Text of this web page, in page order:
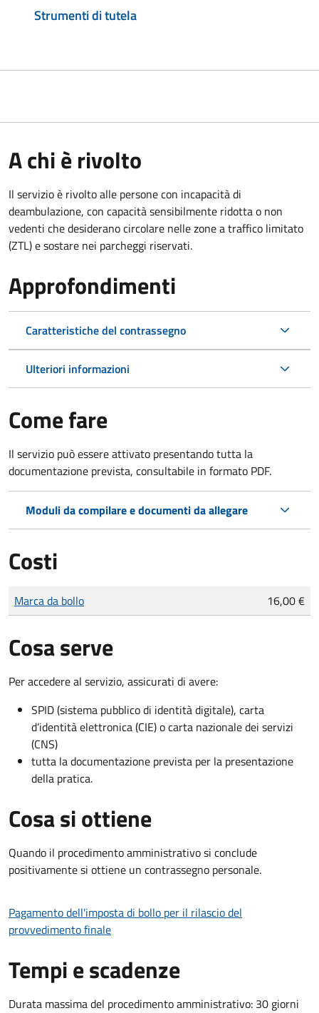
Strumenti di tutela
A chi è rivolto
Il servizio è rivolto alle persone con incapacità di
deambulazione, con capacità sensibilmente ridotta o non
vedenti che desiderano circolare nelle zone a traffico limitato
(ZTL) e sostare nei parcheggi riservati.
Approfondimenti
Caratteristiche del contrassegno
Ulteriori informazioni
Come fare
Il servizio può essere attivato presentando tutta la
documentazione prevista, consultabile in formato PDF.
Moduli da compilare e documenti da allegare
Costi
Tipo di pagamento
Importo
Marca da bollo 16,00 €
Cosa serve
Per accedere al servizio, assicurati di avere:
SPID (sistema pubblico di identità digitale), carta
d’identità elettronica (CIE) o carta nazionale dei servizi
(CNS)
tutta la documentazione prevista per la presentazione
della pratica.
Cosa si ottiene
Quando il procedimento amministrativo si conclude
positivamente si ottiene un contrassegno personale.
Pagamento dell'imposta di bollo per il rilascio del
provvedimento finale
Tempi e scadenze
Durata massima del procedimento amministrativo: 30 giorni